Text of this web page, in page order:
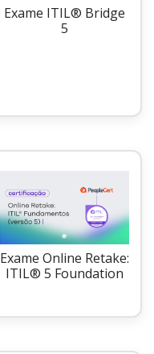
Exame ITIL® Bridge
5
Exame Online Retake:
ITIL® 5 Foundation